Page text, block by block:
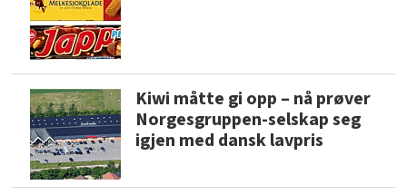
Kiwi måtte gi opp – nå prøver
Norgesgruppen-selskap seg
igjen med dansk lavpris